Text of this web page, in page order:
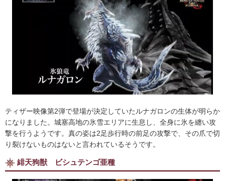
ティザー映像第2弾で登場が決定していたルナガロンの生体が明らか
になりました。城塞高地の氷雪エリアに生息し、全身に氷を纏い攻
撃を行うようです。真の姿は2足歩行時の前足の攻撃で、その爪で切
り裂けないものはないと言われているそうです。
緋天狗獣 ビシュテンゴ亜種